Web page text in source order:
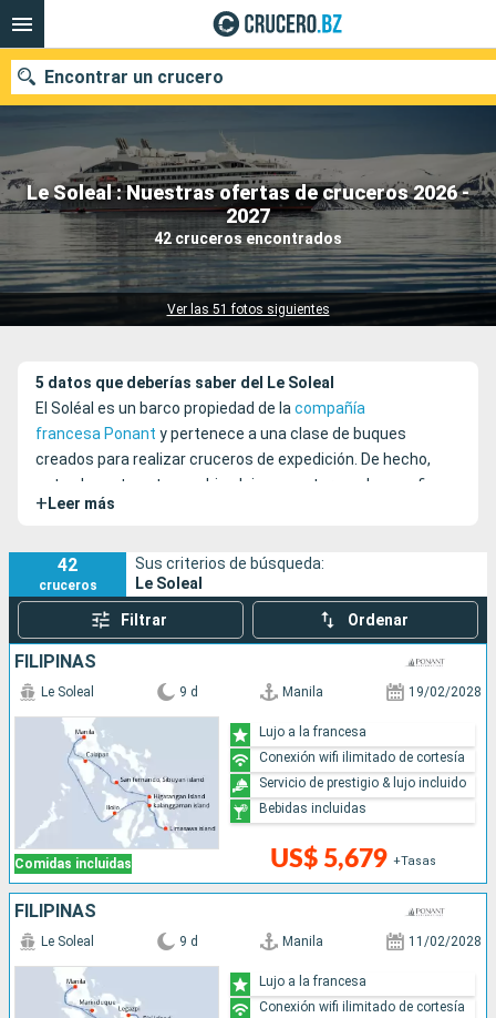
Le Soleal : Nuestras ofertas de cruceros 2026 -
2027
42 cruceros encontrados
Ver las 51 fotos siguientes
Encontrar un crucero
Nuestros destinos
Fecha de salida
Puertos Compañías
5 datos que deberías saber del Le Soleal
El Soléal es un barco propiedad de lacompañía
francesa Ponant y pertenece a una clase de buques
creados para realizar cruceros de expedición. De hecho,
este elegante yate combina lujo y aventura en los confines
de la tierra.
+ Leer más
42
cruceros
Sus criterios de búsqueda:
Le Soleal
Filtrar Ordenar
FILIPINAS
Comidas incluidas
Le Soleal 9 d Manila 19/02/2028
US$ 5,679 +Tasas
Lujo a la francesa
Conexión wifi ilimitado de cortesía
Servicio de prestigio & lujo incluido
Bebidas incluidas
FILIPINAS
Le Soleal 9 d Manila 11/02/2028
Lujo a la francesa
Conexión wifi ilimitado de cortesía